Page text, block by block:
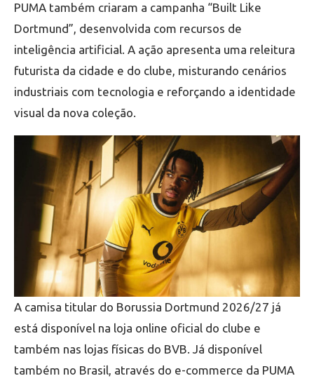
PUMA também criaram a campanha “Built Like
Dortmund”, desenvolvida com recursos de
inteligência artificial. A ação apresenta uma releitura
futurista da cidade e do clube, misturando cenários
industriais com tecnologia e reforçando a identidade
visual da nova coleção.
A camisa titular do Borussia Dortmund 2026/27 já
está disponível na loja online oficial do clube e
também nas lojas físicas do BVB. Já disponível
também no Brasil, através do e-commerce da PUMA